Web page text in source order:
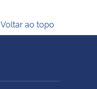
Voltar ao topo